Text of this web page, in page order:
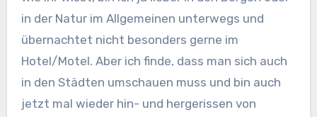
in der Natur im Allgemeinen unterwegs und
übernachtet nicht besonders gerne im
Hotel/Motel. Aber ich finde, dass man sich auch
in den Städten umschauen muss und bin auch
jetzt mal wieder hin- und hergerissen von